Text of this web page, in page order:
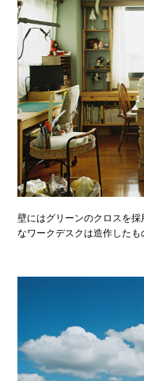
壁にはグリーンのクロスを
なワークデスクは造作したも